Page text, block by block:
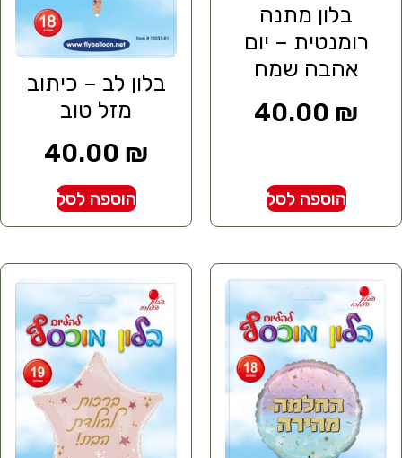
בלון מתנה
רומנטית – יום
אהבה שמח
40.00 ₪
הוספה לסל
בלון לב – כיתוב
מזל טוב
40.00 ₪
הוספה לסל